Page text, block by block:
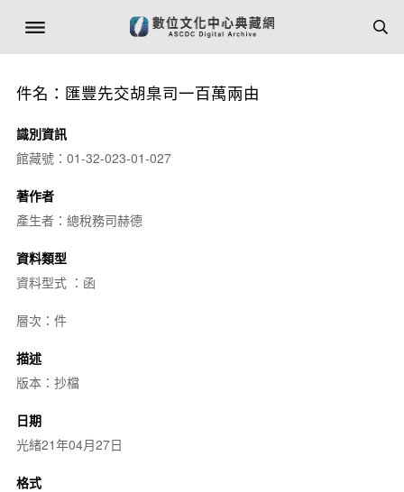
件名：匯豐先交胡臬司一百萬兩由
識別資訊
館藏號：01-32-023-01-027
著作者
產生者：總稅務司赫德
資料類型
資料型式 ：函
層次：件
描述
版本：抄檔
日期
光緒21年04月27日
格式